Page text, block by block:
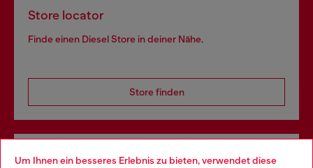
Um Ihnen ein besseres Erlebnis zu bieten, verwendet diese
Store locator
Finde einen Diesel Store in deiner Nähe.
Store finden
Omnichannel-Services